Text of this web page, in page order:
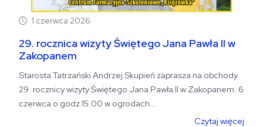
1 czerwca 2026
29. rocznica wizyty Świętego Jana Pawła II w
Zakopanem
Starosta Tatrzański Andrzej Skupień zaprasza na obchody
29. rocznicy wizyty Świętego Jana Pawła II w Zakopanem. 6
czerwca o godz.15.00 w ogrodach...
Czytaj więcej